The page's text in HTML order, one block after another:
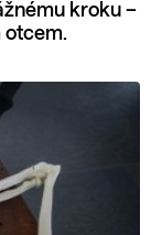
kroku –
otcem.